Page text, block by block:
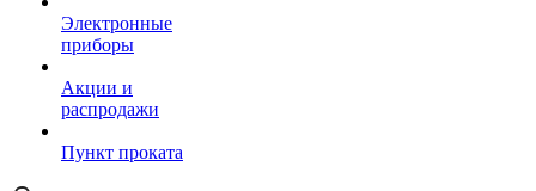
Электронные
приборы
Акции и
распродажи
Пункт проката